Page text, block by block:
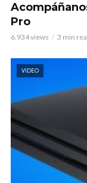
Pro
6.934 views 3 min
VIDEO